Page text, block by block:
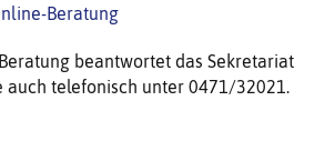
Beratung
beantwortet das Sekretariat
auch telefonisch unter 0471/32021.